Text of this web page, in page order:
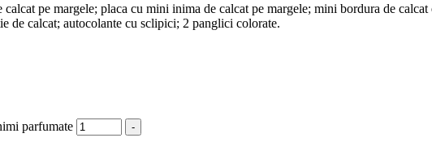
pe margele; placa cu mini inima de calcat pe margele; mini bordura de
de calcat; autocolante cu sclipici; 2 panglici colorate.
parfumate
-